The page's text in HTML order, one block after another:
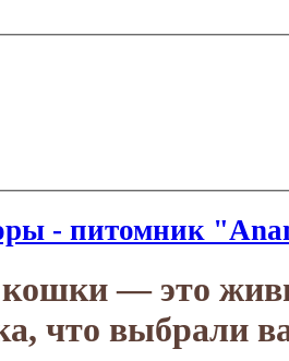
- питомник
кошки — это
что выбрали